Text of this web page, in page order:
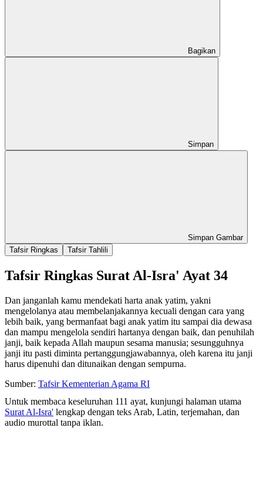
Bagikan
Simpan
Simpan Gambar
Tafsir Ringkas
Tafsir Tahlili
Tafsir Ringkas Surat Al-Isra' Ayat 34
Dan janganlah kamu mendekati harta anak yatim, yakni
mengelolanya atau membelanjakannya kecuali dengan cara yang
lebih baik, yang bermanfaat bagi anak yatim itu sampai dia dewasa
dan mampu mengelola sendiri hartanya dengan baik, dan penuhilah
janji, baik kepada Allah maupun sesama manusia; sesungguhnya
janji itu pasti diminta pertanggungjawabannya, oleh karena itu janji
harus dipenuhi dan ditunaikan dengan sempurna.
Sumber: Tafsir Kementerian Agama RI
Untuk membaca keseluruhan 111 ayat, kunjungi halaman utama
Surat Al-Isra' lengkap dengan teks Arab, Latin, terjemahan, dan
audio murottal tanpa iklan.